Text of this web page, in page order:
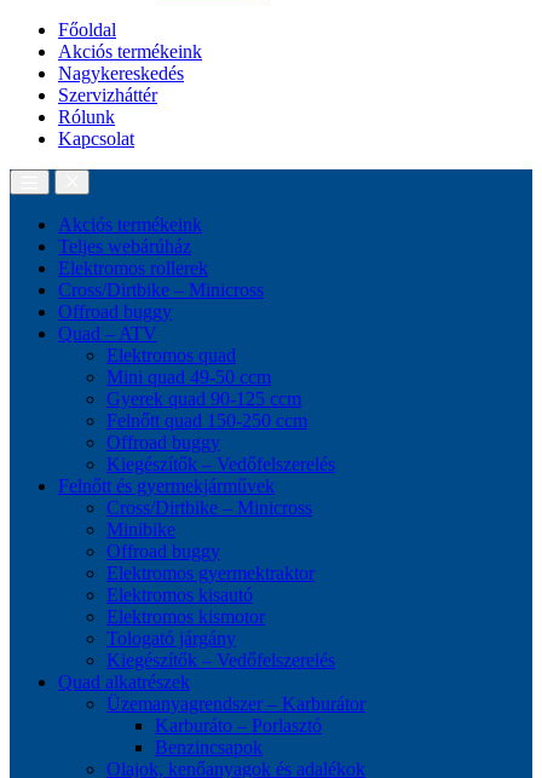
Főoldal
Akciós termékeink
Nagykereskedés
Szervizháttér
Rólunk
Kapcsolat
Akciós termékeink
Teljes webárúház
Elektromos rollerek
Cross/Dirtbike – Minicross
Offroad buggy
Quad – ATV
Elektromos quad
Mini quad 49-50 ccm
Gyerek quad 90-125 ccm
Felnőtt quad 150-250 ccm
Offroad buggy
Kiegészítők – Vedőfelszerelés
Felnőtt és gyermekjárművek
Cross/Dirtbike – Minicross
Minibike
Offroad buggy
Elektromos gyermektraktor
Elektromos kisautó
Elektromos kismotor
Tologató járgány
Kiegészítők – Vedőfelszerelés
Quad alkatrészek
Üzemanyagrendszer – Karburátor
Karburáto – Porlasztó
Benzincsapok
Olajok, kenőanyagok és adalékok